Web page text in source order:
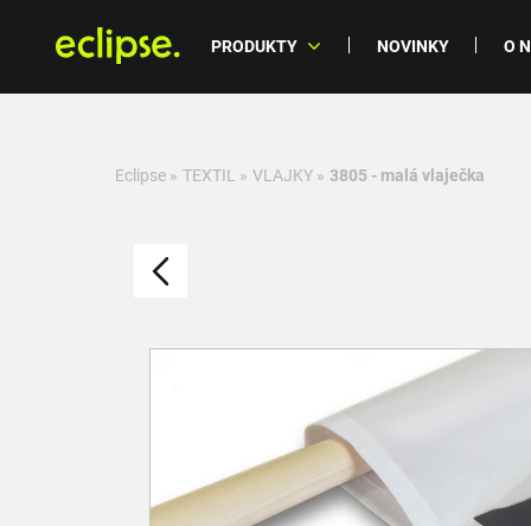
PRODUKTY NOVINKY O
Eclipse » TEXTIL » VLAJKY » 3805 - malá vlaječka